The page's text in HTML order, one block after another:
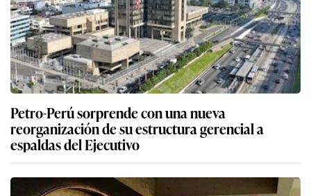
Petro-Perú sorprende con una nueva
reorganización de su estructura gerencial a
espaldas del Ejecutivo